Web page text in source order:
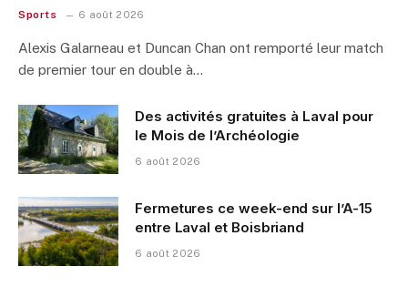
Sports 6 août 2026
Alexis Galarneau et Duncan Chan ont remporté leur match
de premier tour en double à…
Des activités gratuites à Laval pour
le Mois de l’Archéologie
6 août 2026
Fermetures ce week-end sur l’A-15
entre Laval et Boisbriand
6 août 2026